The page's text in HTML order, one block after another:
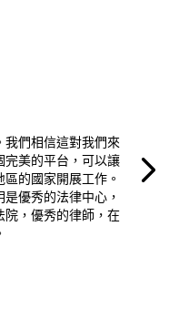
們相信這對我們來
完美的平台，可以讓
的國家開展工作。
優秀的法律中心，
院，優秀的律師，在